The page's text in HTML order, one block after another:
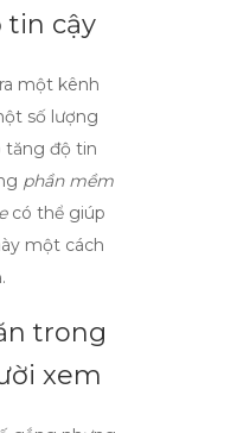
tin cậy
một kênh
số lượng
tăng độ tin
phần mềm
có thể giúp
một cách
trong
xem